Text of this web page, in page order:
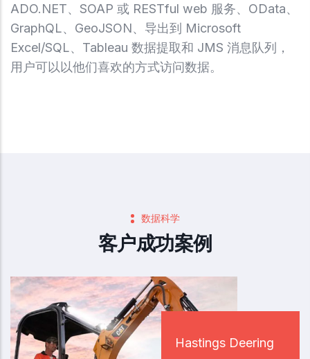
ADO.NET、SOAP 或 RESTful web 服务、OData、
GraphQL、GeoJSON、导出到 Microsoft
Excel/SQL、Tableau 数据提取和 JMS 消息队列，
用户可以以他们喜欢的方式访问数据。
数据科学
客户成功案例
Hastings Deering